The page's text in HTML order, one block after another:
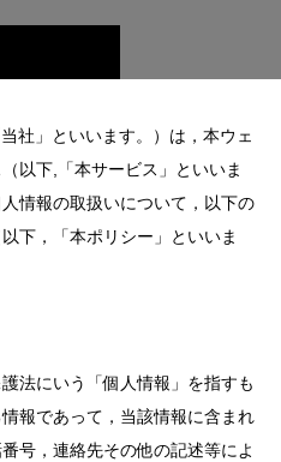
社」といいます。）は，本ウェ
以下,「本サービス」といいま
情報の取扱いについて，以下の
下，「本ポリシー」といいま
法にいう「個人情報」を指すも
報であって，当該情報に含まれ
号，連絡先その他の記述等によ